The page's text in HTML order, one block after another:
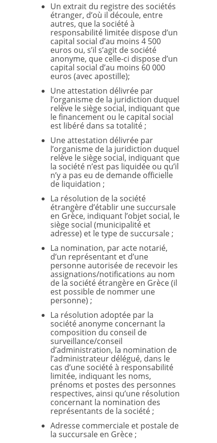
Un extrait du registre des sociétés
étranger, d’où il découle, entre
autres, que la société à
responsabilité limitée dispose d’un
capital social d’au moins 4 500
euros ou, s’il s’agit de société
anonyme, que celle-ci dispose d’un
capital social d’au moins 60 000
euros (avec apostille);
Une attestation délivrée par
l’organisme de la juridiction duquel
relève le siège social, indiquant que
le financement ou le capital social
est libéré dans sa totalité ;
Une attestation délivrée par
l’organisme de la juridiction duquel
relève le siège social, indiquant que
la société n’est pas liquidée ou qu’il
n’y a pas eu de demande officielle
de liquidation ;
La résolution de la société
étrangère d’établir une succursale
en Grèce, indiquant l’objet social, le
siège social (municipalité et
adresse) et le type de succursale ;
La nomination, par acte notarié,
d’un représentant et d’une
personne autorisée de recevoir les
assignations/notifications au nom
de la société étrangère en Grèce (il
est possible de nommer une
personne) ;
La résolution adoptée par la
société anonyme concernant la
composition du conseil de
surveillance/conseil
d’administration, la nomination de
l’administrateur délégué, dans le
cas d’une société à responsabilité
limitée, indiquant les noms,
prénoms et postes des personnes
respectives, ainsi qu’une résolution
concernant la nomination des
représentants de la société ;
Adresse commerciale et postale de
la succursale en Grèce ;